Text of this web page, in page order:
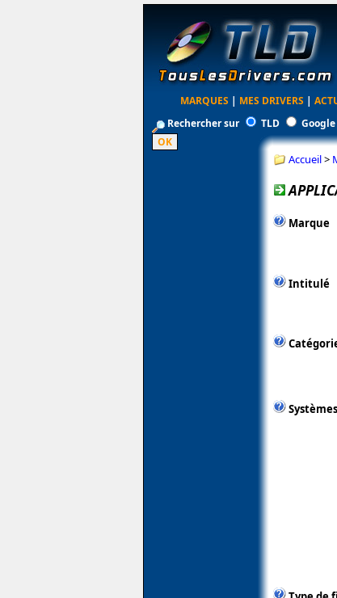
MARQUES | MES DRIVERS |
Rechercher sur
TLD Google
Accueil>
Marque
Intitulé